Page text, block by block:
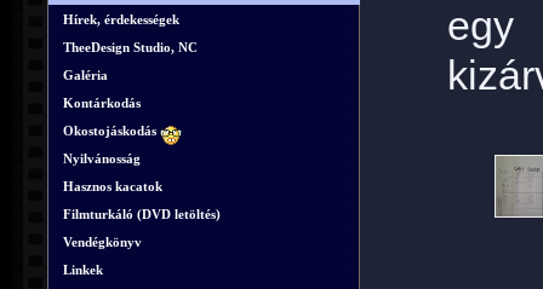
Hírek, érdekességek
TheeDesign Studio, NC
Galéria
Kontárkodás
Okostojáskodás
Nyilvánosság
Hasznos kacatok
Filmturkáló (DVD letöltés)
Vendégkönyv
Linkek
egy